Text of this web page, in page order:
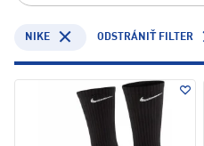
NIKE ODSTRÁNIŤ FILTER